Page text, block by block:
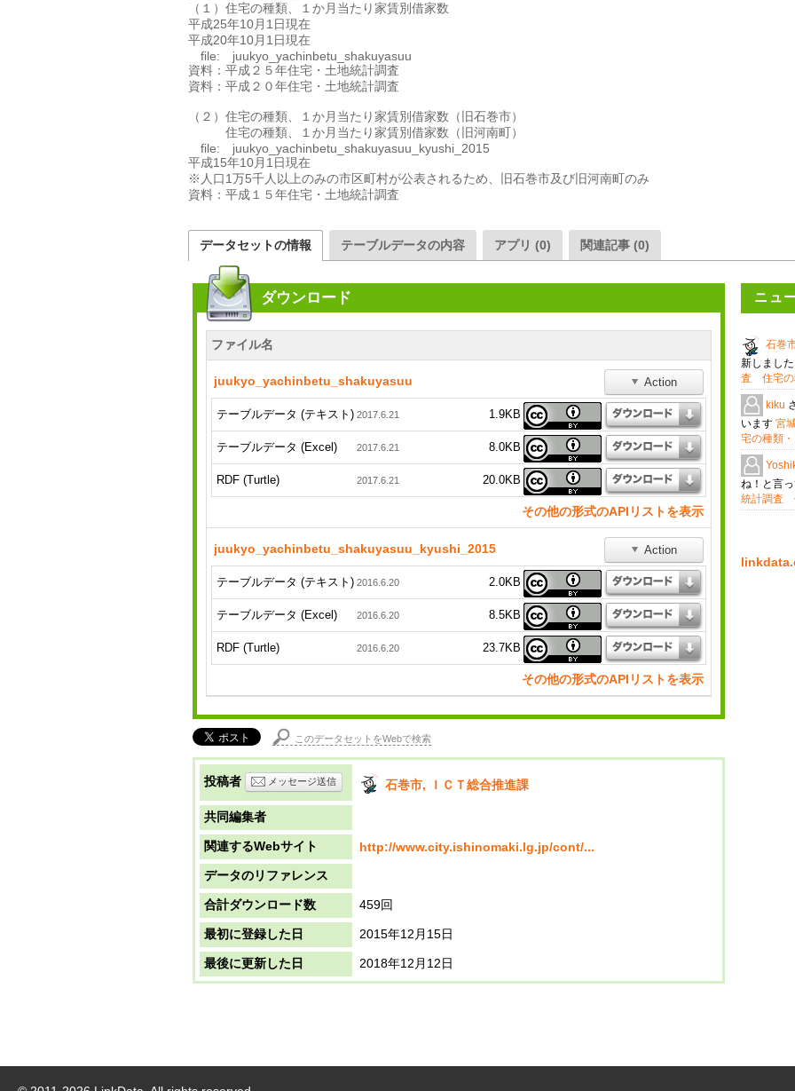
（１）住宅の種類、１か月当たり家賃別借家数
平成25年10月1日現在
平成20年10月1日現在
file:　juukyo_yachinbetu_shakuyasuu
資料：平成２５年住宅・土地統計調査
資料：平成２０年住宅・土地統計調査
（２）住宅の種類、１か月当たり家賃別借家数（旧石巻市）
住宅の種類、１か月当たり家賃別借家数（旧河南町）
file:　juukyo_yachinbetu_shakuyasuu_kyushi_2015
平成15年10月1日現在
※人口1万5千人以上のみの市区町村が公表されるため、旧石巻市及び旧河南町のみ
資料：平成１５年住宅・土地統計調査
データセットの情報 テーブルデータの内容 アプリ (0) 関連記事 (0)
ダウンロード
ファイル名
juukyo_yachinbetu_shakuyasuu Action
テーブルデータ (テキスト) 2017.6.21 1.9KB
テーブルデータ (Excel) 2017.6.21 8.0KB
RDF (Turtle) 2017.6.21 20.0KB
その他の形式のAPIリストを表示
juukyo_yachinbetu_shakuyasuu_kyushi_2015 Action
テーブルデータ (テキスト) 2016.6.20 2.0KB
テーブルデータ (Excel) 2016.6.20 8.5KB
RDF (Turtle) 2016.6.20 23.7KB
その他の形式のAPIリストを表示
このデータセットをWebで検索
投稿者 メッセージ送信 石巻市, ＩＣＴ総合推進課
共同編集者
関連するWebサイト
http://www.city.ishinomaki.lg.jp/cont/...
データのリファレンス
合計ダウンロード数 459回
最初に登録した日 2015年12月15日
最後に更新した日 2018年12月12日
ニュ
石巻
新しました
査 住宅の
kiku
います 宮
宅の種類
ね！と言
統計調査